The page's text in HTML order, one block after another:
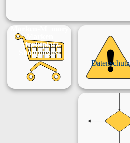
Marken-M_mory
Marktplatz
Shoppinglist
Datenschutz